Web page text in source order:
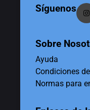
Síguenos
Sobre
Ayuda
Condiciones
Normas para